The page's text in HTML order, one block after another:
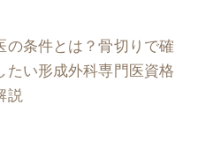
の条件とは？骨切りで確
たい形成外科専門医資格
説